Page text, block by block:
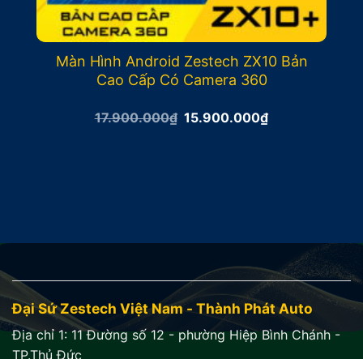
Màn Hình Android Zestech ZX10 Bản
Cao Cấp Có Camera 360
17.900.000₫ Giá
15.900.000₫Giá
Đại Sứ Zestech Việt Nam - Thành Phát Auto
Địa chỉ 1: 11 Đường số 12 - phường Hiệp Bình Chánh -
TP.Thủ Đức